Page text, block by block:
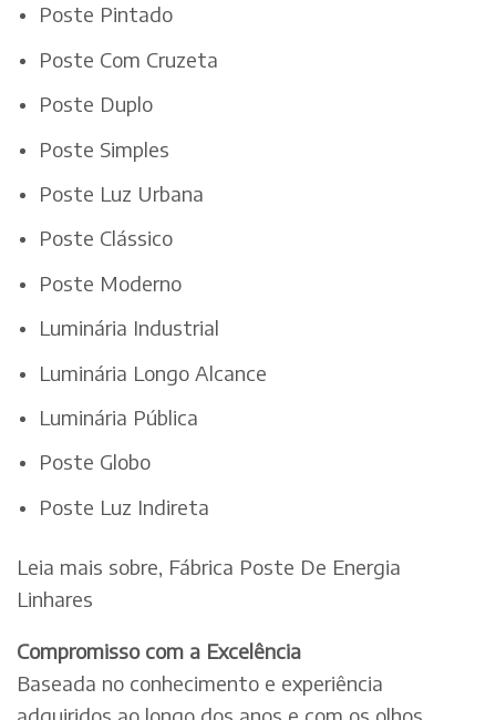
Poste Pintado
Poste Com Cruzeta
Poste Duplo
Poste Simples
Poste Luz Urbana
Poste Clássico
Poste Moderno
Luminária Industrial
Luminária Longo Alcance
Luminária Pública
Poste Globo
Poste Luz Indireta
Leia mais sobre, Fábrica Poste De Energia
Linhares
Compromisso com a Excelência
Baseada no conhecimento e experiência